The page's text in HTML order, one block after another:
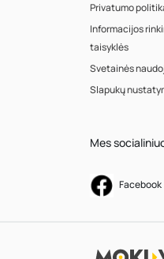
Privatumo
Informacijos
taisyklės
Svetainės
Slapukų
Mes
Facebook